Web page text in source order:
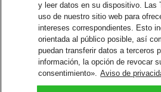
y leer datos en su dispositivo. Las
uso de nuestro sitio web para
intereses correspondientes. Esto
orientada al público posible, así
puedan transferir datos a terceros
información, la opción de revocar
consentimiento». Aviso de